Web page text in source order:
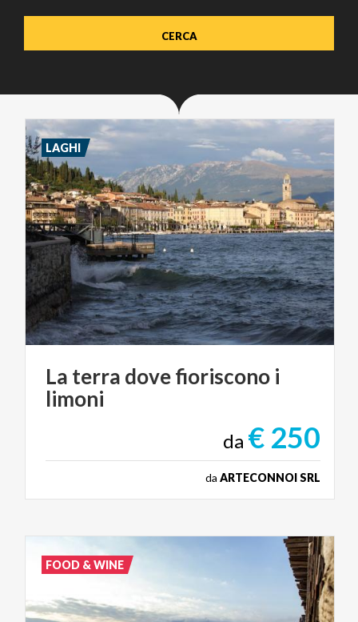
La terra dovefioriscono i
limoni
da € 250
da ARTECONNOI SRL
LAGHI
FOOD & WINE